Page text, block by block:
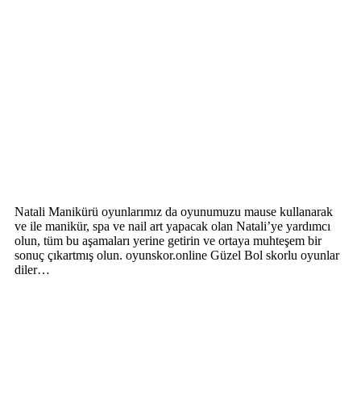
Natali Manikürü oyunlarımız da oyunumuzu mause kullanarak
ve ile manikür, spa ve nail art yapacak olan Natali’ye yardımcı
olun, tüm bu aşamaları yerine getirin ve ortaya muhteşem bir
sonuç çıkartmış olun. oyunskor.online Güzel Bol skorlu oyunlar
diler…